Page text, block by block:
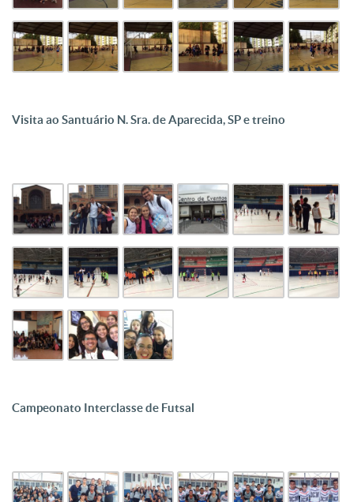
Visita ao Santuário N. Sra. de Aparecida, SP e treino
Campeonato Interclasse de Futsal